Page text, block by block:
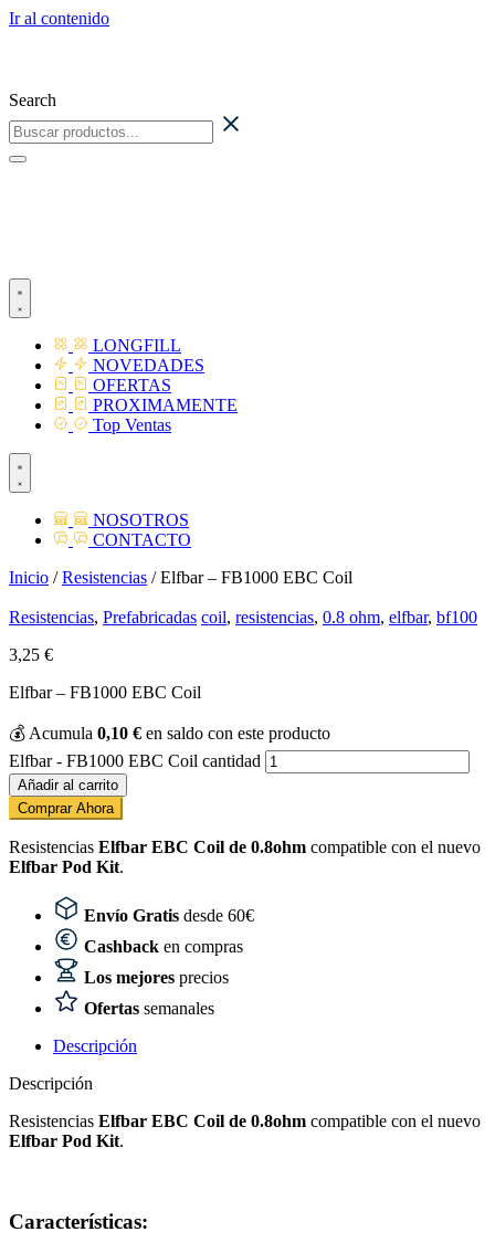
Ir al contenido
Search
LONGFILL
NOVEDADES
OFERTAS
PROXIMAMENTE
Top Ventas
NOSOTROS
CONTACTO
Inicio /Resistencias / Elfbar – FB1000 EBC Coil
Resistencias, Prefabricadas coil, resistencias, 0.8 ohm, elfbar, bf100
3,25 €
Elfbar – FB1000 EBC Coil
💰 Acumula 0,10 € en saldo con este producto
Elfbar - FB1000 EBC Coil cantidad
Añadir al carrito
Comprar Ahora
Resistencias Elfbar EBC Coil de 0.8ohm compatible con el nuevo
Elfbar Pod Kit.
Envío Gratis desde 60€
Cashback en compras
Los mejores precios
Ofertas semanales
Descripción
Descripción
Resistencias Elfbar EBC Coil de 0.8ohm compatible con el nuevo
Elfbar Pod Kit.
Características: